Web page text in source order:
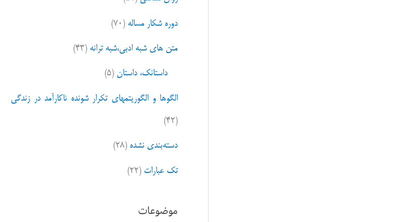
دوره شکار مساله (۷۰)
متن های شبه ادبی،شبه ترانه (۴۳)
داستانک، داستان (۵)
الگوها و الگوریتمهای تکرار شونده ناکارآمد در زندگی
(۴۲)
دسته‌بندی نشده (۲۸)
تک عبارات (۲۲)
موضوعات